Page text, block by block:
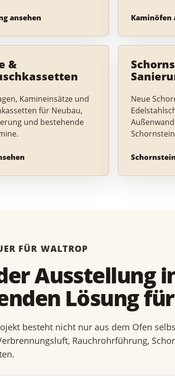
ansehen Kaminöfen
&
Kamineinsätze und
für Neubau,
und bestehende
Neue
FÜR WALTROP
Ausstellung
Lösung
besteht nicht nur aus dem Ofen
Rauchrohrführung,